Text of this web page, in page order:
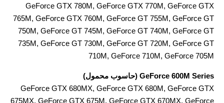
GeForce GTX 780M, GeForce GTX 770M, GeForce GTX
765M, GeForce GTX 760M, GeForce GT 755M, GeForce GT
750M, GeForce GT 745M, GeForce GT 740M, GeForce GT
735M, GeForce GT 730M, GeForce GT 720M, GeForce GT
710M, GeForce 710M, GeForce 705M
GeForce 600M Series (حاسوب محمول)
GeForce GTX 680MX, GeForce GTX 680M, GeForce GTX
675MX, GeForce GTX 675M, GeForce GTX 670MX, GeForce